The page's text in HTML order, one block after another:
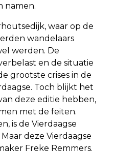
namen.
waar op de
wandelaars
werden. De
en de situatie
grootste crises in de
Toch blijkt het
deze editie hebben,
met de feiten.
is de Vierdaagse
deze Vierdaagse
Freke Remmers.